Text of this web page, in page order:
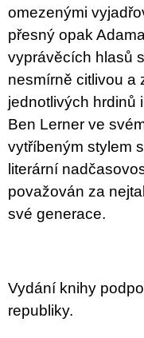
omezenými
přesný opak
vyprávěcích hlasů
nesmírně citlivou a
jednotlivých hrdinů
Ben Lerner ve
vytříbeným stylem
literární
považován za
své generace.
Vydání knihy
republiky.